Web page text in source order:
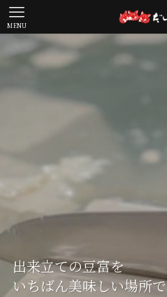
MENU
出来立ての豆富を
いちばん美味しい場所で
出来立ての豆富を
いちばん美味しい場所で
出来立ての豆富を
いちばん美味しい場所で